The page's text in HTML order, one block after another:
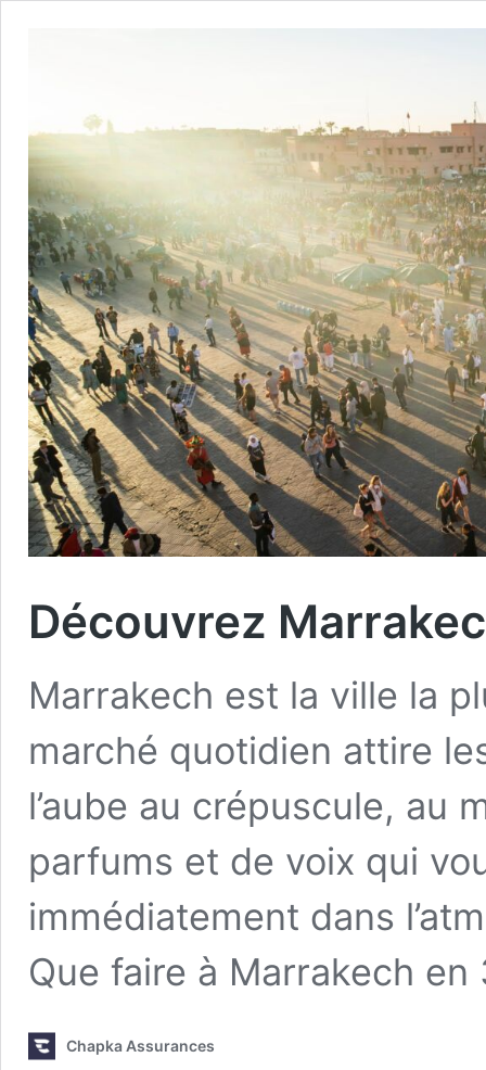
Découvrez
Marrakech est la ville la
marché quotidien attire
l’aube au crépuscule, au
parfums et de voix qui
immédiatement dans
Que faire à Marrakech
Chapka Assurances